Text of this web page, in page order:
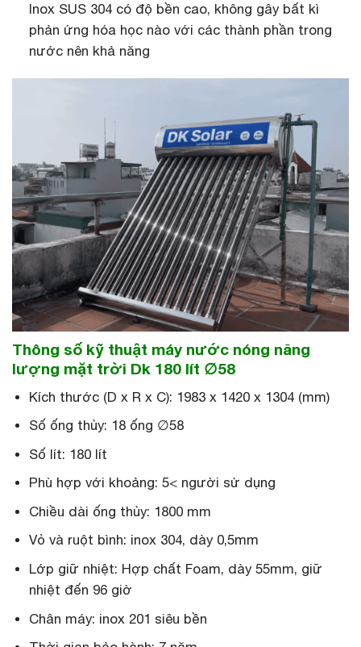
Inox SUS 304 có độ bền cao, không gây bất kì
phản ứng hóa học nào với các thành phần trong
nước nên khả năng
Thông số kỹ thuật máy nước nóng năng
lượng mặt trời Dk 180 lít ∅58
Kích thước (D x R x C): 1983 x 1420 x 1304 (mm)
Số ống thủy: 18 ống ∅58
Số lít: 180 lít
Phù hợp với khoảng: 5< người sử dụng
Chiều dài ống thủy: 1800 mm
Vỏ và ruột bình: inox 304, dày 0,5mm
Lớp giữ nhiệt: Hợp chất Foam, dày 55mm, giữ
nhiệt đến 96 giờ
Chân máy: inox 201 siêu bền